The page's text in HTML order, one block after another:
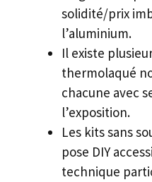
solidité/prix
l’aluminium.
Il existe
thermolaqué
chacune avec
l’exposition.
Les kits sans
pose DIY
technique